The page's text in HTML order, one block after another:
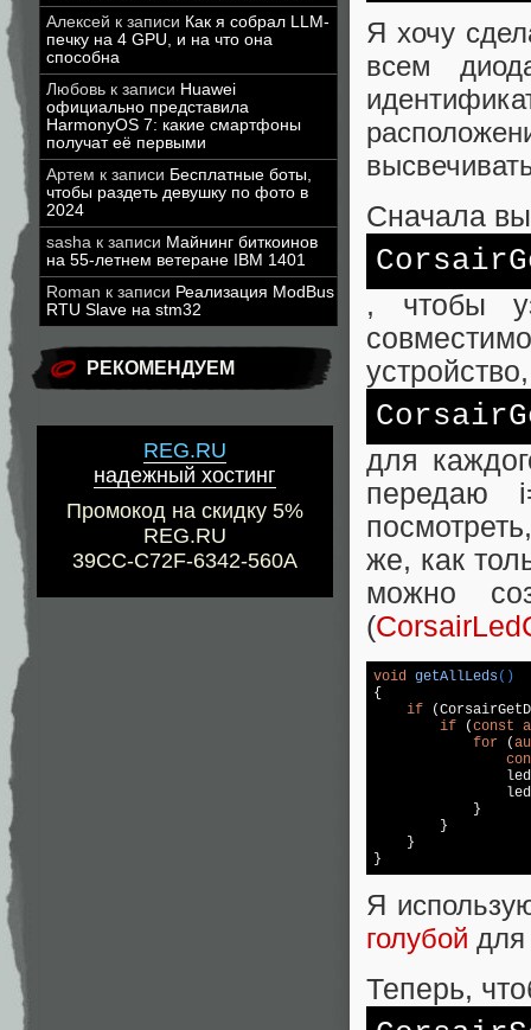
Алексей к записи Как я собрал LLM-
печку на 4 GPU, и на что она
способна
Любовь к записи Huawei
официально представила
HarmonyOS 7: какие смартфоны
получат её первыми
Артем к записи Бесплатные боты,
чтобы раздеть девушку по фото в
2024
sasha к записи Майнинг биткоинов
на 55-летнем ветеране IBM 1401
Roman к записи Реализация ModBus
RTU Slave на stm32
РЕКОМЕНДУЕМ
REG.RU
надежный хостинг
Промокод на скидку 5%
REG.RU
39CC-C72F-6342-560A
Я хочу
всем
Сначала
, чтобы
для
же, как
можно
(
void getAllLeds()
{
if
if (const
for (
            }
        }
    }
}
Я
голубой для
Теперь,